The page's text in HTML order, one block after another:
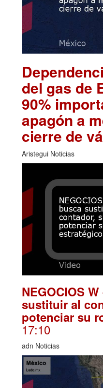
del gas de
90%
apagón a
cierre de
Aristegui Noticias
NEGOCIOS
sustituir al
potenciar su
17:10
adn Noticias